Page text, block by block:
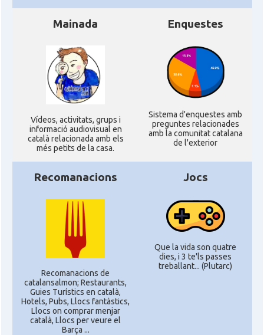
Mainada
Ví­deos, activitats, grups i
informació audiovisual en
català relacionada amb els
més petits de la casa.
Enquestes
Sistema d'enquestes amb
preguntes relacionades
amb la comunitat catalana
de l'exterior
Recomanacions
Recomanacions de
catalansalmon; Restaurants,
Guies Turístics en català,
Hotels, Pubs, Llocs fantàstics,
Llocs on comprar menjar
català, Llocs per veure el
Barça ...
Jocs
Que la vida son quatre
dies, i 3 te'ls passes
treballant... (Plutarc)